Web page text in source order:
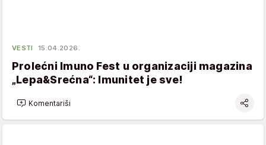
VESTI 15.04.2026.
Prolećni Imuno Fest u organizaciji magazina
„Lepa&Srećna“: Imunitet je sve!
Komentariši